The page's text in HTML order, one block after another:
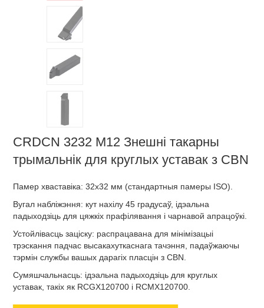
CRDCN 3232 M12 Знешні такарны
трымальнік для круглых уставак з CBN
Памер хваставіка: 32x32 мм (стандартныя памеры ISO).
Вугал набліжэння: кут нахілу 45 градусаў, ідэальна
падыходзіць для цяжкіх прафілявання і чарнавой апрацоўкі.
Устойлівасць заціску: распрацавана для мінімізацыі
трэскання падчас высакахуткаснага тачэння, падаўжаючы
тэрмін службы вашых дарагіх пласцін з CBN.
Сумяшчальнасць: ідэальна падыходзіць для круглых
уставак, такіх як RCGX120700 і RCMX120700.